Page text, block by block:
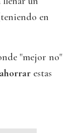
en
"mejor no"
estas